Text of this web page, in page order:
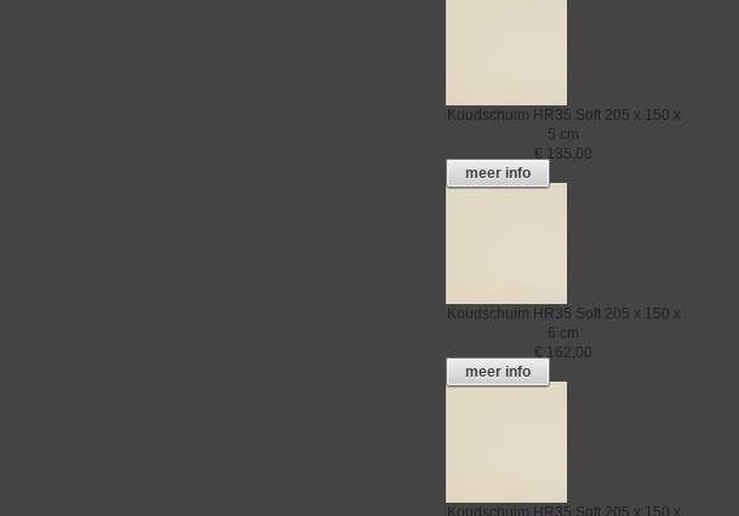
Koudschuim HR35 Soft 205 x 150 x
5 cm
€ 135,00
meer info
Koudschuim HR35 Soft 205 x 150 x
6 cm
€ 162,00
meer info